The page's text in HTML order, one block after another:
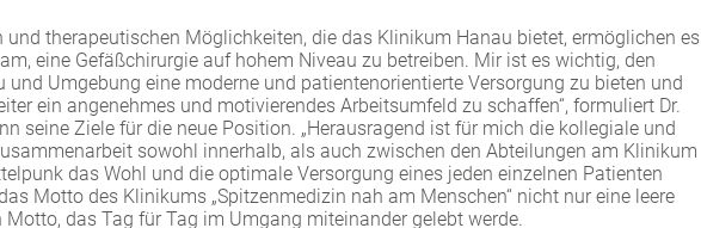
und therapeutischen Möglichkeiten, die das Klinikum Hanau bietet, ermöglichen es
eine Gefäßchirurgie auf hohem Niveau zu betreiben. Mir ist es wichtig, den
und Umgebung eine moderne und patientenorientierte Versorgung zu bieten und
ein angenehmes und motivierendes Arbeitsumfeld zu schaffen“, formuliert Dr.
seine Ziele für die neue Position. „Herausragend ist für mich die kollegiale und
sowohl innerhalb, als auch zwischen den Abteilungen am Klinikum
das Wohl und die optimale Versorgung eines jeden einzelnen Patienten
Motto des Klinikums „Spitzenmedizin nah am Menschen“ nicht nur eine leere
Motto, das Tag für Tag im Umgang miteinander gelebt werde.